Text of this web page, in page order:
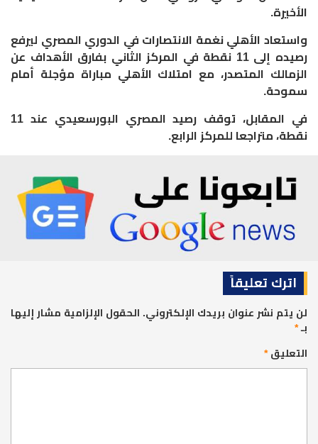
الأخيرة.
واستعاد الأهلي نغمة الانتصارات في الدوري المصري ليرفع
رصيده إلى 11 نقطة في المركز الثاني بفارق الأهداف عن
الزمالك المتصدر، مع امتلاك الأهلي مباراة مؤجلة أمام
سموحة.
في المقابل، توقف رصيد المصري البورسعيدي عند 11
نقطة، متراجعا للمركز الرابع.
اترك تعليقاً
لن يتم نشر عنوان بريدك الإلكتروني. الحقول الإلزامية مشار إليها
بـ*
التعليق*